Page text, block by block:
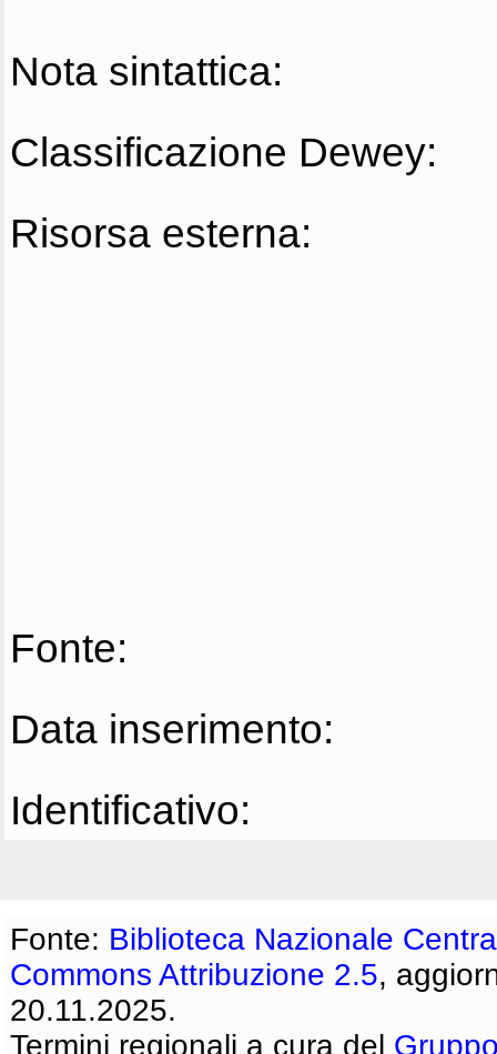
Nota sintattica:
Classificazione Dewey:
Risorsa esterna:
Fonte:
Data inserimento:
Identificativo:
Fonte: Biblioteca Nazionale
Commons Attribuzione 2.5,
20.11.2025.
Termini regionali a cura del